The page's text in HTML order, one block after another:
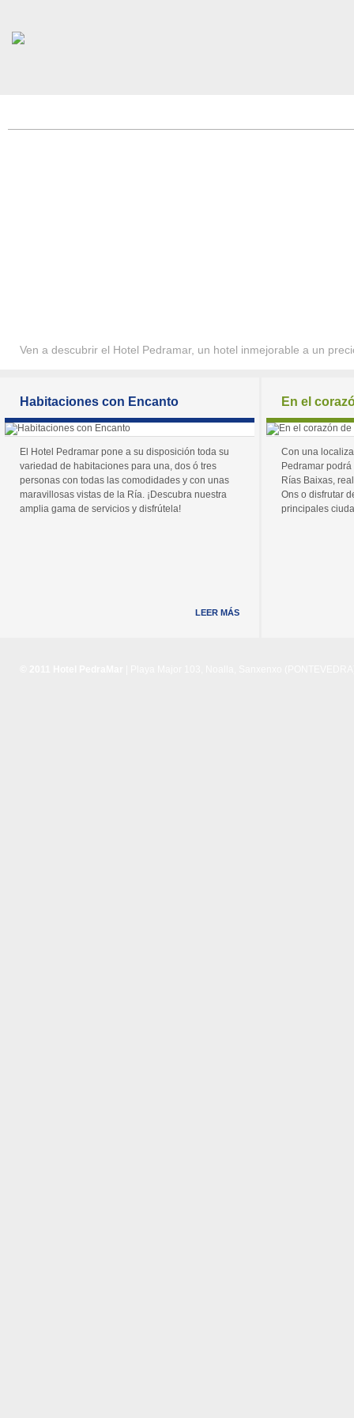
Ven a descubrir el Hotel Pedramar, un hotel inmejorable a un
Habitaciones con Encanto
El Hotel Pedramar pone a su disposición toda su
variedad de habitaciones para una, dos ó tres
personas con todas las comodidades y con unas
maravillosas vistas de la Ría. ¡Descubra nuestra
amplia gama de servicios y disfrútela!
LEER MÁS
En el
Con una
Pedramar
Rías Baixas,
Ons o disfrutar
principales